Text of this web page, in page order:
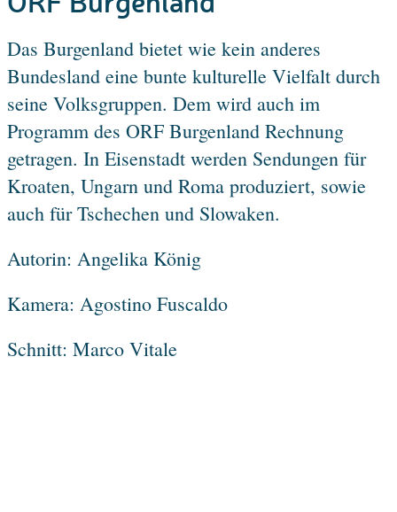
Das Burgenland bietet wie kein anderes
Bundesland eine bunte kulturelle Vielfalt durch
seine Volksgruppen. Dem wird auch im
Programm des ORF Burgenland Rechnung
getragen. In Eisenstadt werden Sendungen für
Kroaten, Ungarn und Roma produziert, sowie
auch für Tschechen und Slowaken.
Autorin: Angelika König
Kamera: Agostino Fuscaldo
Schnitt: Marco Vitale